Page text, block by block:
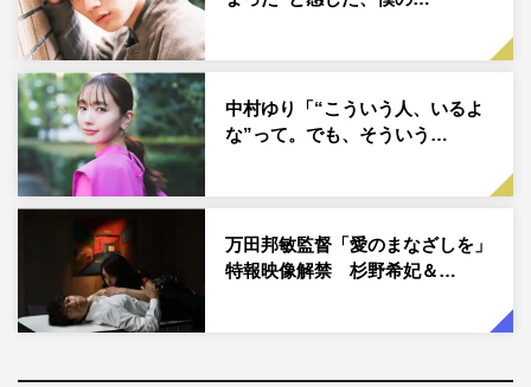
仲村演じる貴志からの愛を渇望する綾子を演じ、中村に
「あんなに熱烈に人に『愛して欲しい』と表現できる綾子
が若干羨ましい」と言わしめた杉野。クランクアップ後も
綾子が抜けなかったとのことで、「なかなか綾子を愛せな
くて、自分が演じた後も嫌だという感じが抜けなかったん
ですけれど、コロナ禍を経て、綾子の切実さというか、何
がなんでも愛をもらいたい、認められたい、好きになって
欲しいという感情って、彼女にとっては生きる術だった、
あれをしないと生きていけなかったのかなと思って、撮影
子の強烈なキャラクターについて語った。
中村ゆり「“こういう人、いるよ
な”って。でも、そういう…
万田邦敏監督「愛のまなざしを」
特報映像解禁 杉野希妃＆…